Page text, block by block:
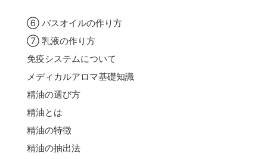
⑥ バスオイルの作り方
⑦ 乳液の作り方
免疫システムについて
メディカルアロマ基礎知識
精油の選び方
精油とは
精油の特徴
精油の抽出法